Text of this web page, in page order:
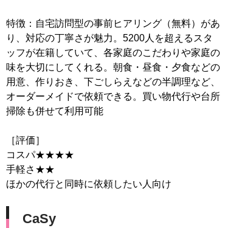
特徴：自宅訪問型の事前ヒアリング（無料）があ
り、対応の丁寧さが魅力。5200人を超えるスタ
ッフが在籍していて、各家庭のこだわりや家庭の
味を大切にしてくれる。朝食・昼食・夕食などの
用意、作りおき、下ごしらえなどの半調理など、
オーダーメイドで依頼できる。買い物代行や台所
掃除も併せて利用可能
［評価］
コスパ★★★★
手軽さ★★
ほかの代行と同時に依頼したい人向け
CaSy